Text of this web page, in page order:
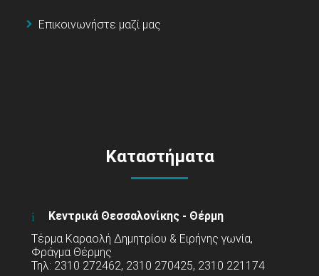
Επικοινωνήστε μαζί μας
Καταστήματα
Κεντρικά Θεσσαλονίκης - Θέρμη
Τέρμα Καραολή Δημητρίου & Ειρήνης γωνία,
Φράγμα Θέρμης
Τηλ: 2310 272462, 2310 270425, 2310 221174